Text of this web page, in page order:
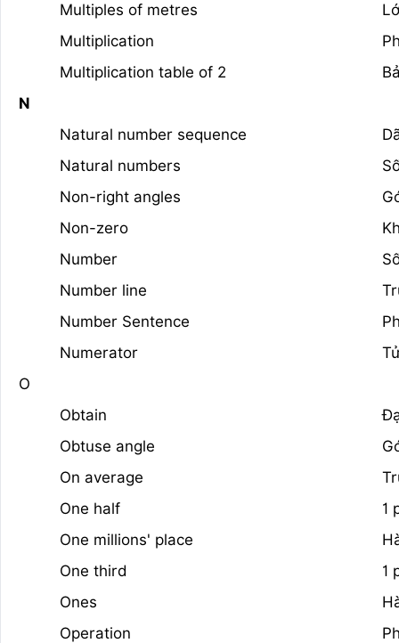
Multiples of metres
Multiplication
Multiplication table of 2
N
Natural number sequence
Natural numbers
Non-right angles
Non-zero
Number
Number line
Number Sentence
Numerator
O
Obtain
Obtuse angle
On average
One half
1
One millions' place
One third
1
Ones
Operation